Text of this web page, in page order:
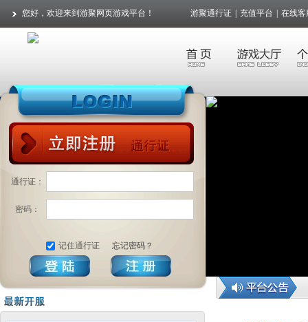
您好，欢迎来到游聚网页游戏平台！ 游聚通行证 充值平台 在线客
通行证：
密码：
记住通行证 忘记密码？